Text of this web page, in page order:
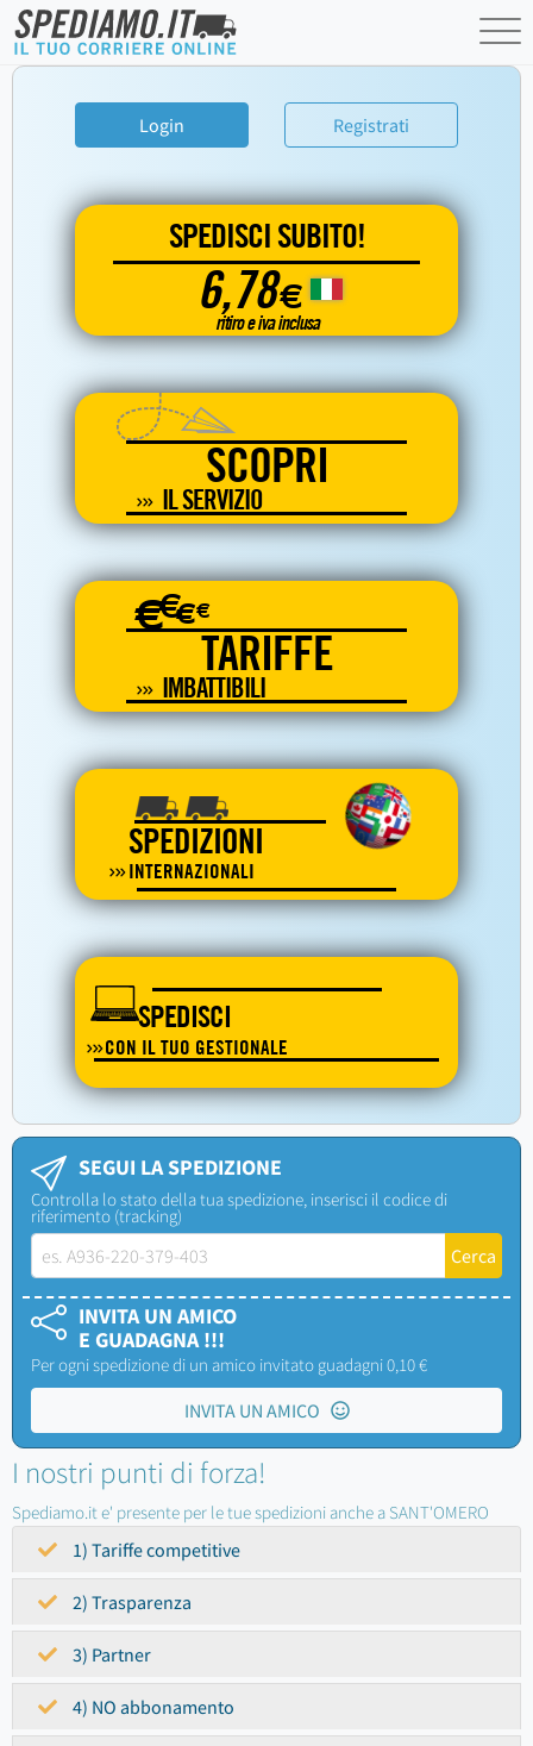
Login Registrati
SPEDISCI SUBITO!
6,78€
ritiro e iva inclusa
SCOPRI
IL SERVIZIO
€€€€
TARIFFE
IMBATTIBILI
SPEDIZIONI
INTERNAZIONALI
SPEDISCI
CON IL TUO GESTIONALE
SEGUI LA SPEDIZIONE
Controlla lo stato della tua spedizione, inserisci il codice di
riferimento (tracking)
INVITA UN AMICO
E GUADAGNA !!!
Per ogni spedizione di un amico invitato guadagni 0,10 €
INVITA UN AMICO
I nostri punti di forza!
Spediamo.it e' presente per le tue spedizioni anche a SANT'OMERO
1) Tariffe competitive
2) Trasparenza
3) Partner
4) NO abbonamento